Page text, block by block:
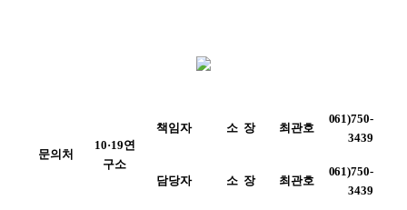
문의처
10·19연
구소
책임자 소  장 최관호
061)750-
3439
담당자 소  장 최관호
061)750-
3439